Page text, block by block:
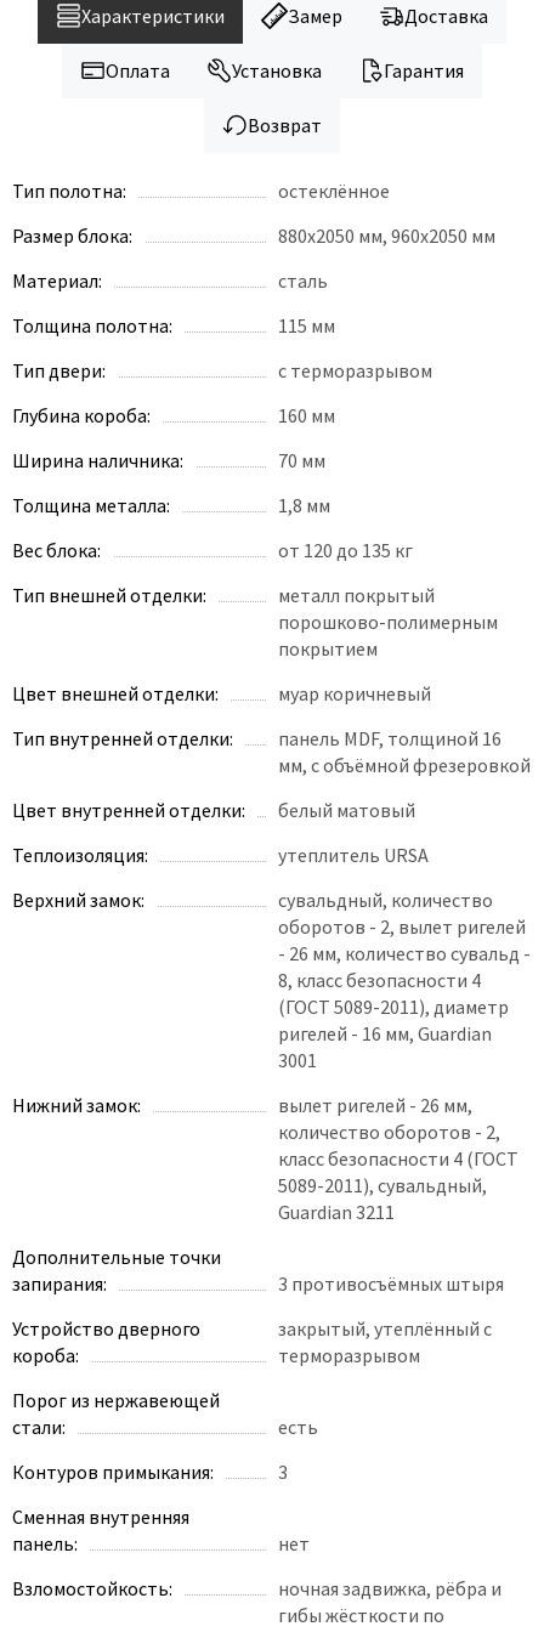
LiGa
Line Doors
Miksal
Ofram
Optima Porte
Oro - Oro
Philips
Porte Vista
Portika
Poseidon
Profil Doors
Regidoors
STR
Tupai
Venezia Unique
Характеристики Замер Доставка
Оплата Установка Гарантия
Возврат
Тип полотна:
остеклённое
Размер блока:
880x2050 мм, 960х2050 мм
Материал:
сталь
Толщина полотна:
115 мм
Тип двери:
с терморазрывом
Глубина короба:
160 мм
Ширина наличника:
70 мм
Толщина металла:
1,8 мм
Вес блока:
от 120 до 135 кг
Тип внешней отделки:
металл покрытый
порошково-полимерным
покрытием
Цвет внешней отделки:
муар коричневый
Тип внутренней отделки:
панель MDF, толщиной 16
мм, с объёмной фрезеровкой
Цвет внутренней отделки:
белый матовый
Теплоизоляция:
утеплитель URSA
Верхний замок:
сувальдный, количество
оборотов - 2, вылет ригелей
- 26 мм, количество сувальд -
8, класс безопасности 4
(ГОСТ 5089-2011), диаметр
ригелей - 16 мм, Guardian
3001
Нижний замок:
вылет ригелей - 26 мм,
количество оборотов - 2,
класс безопасности 4 (ГОСТ
5089-2011), сувальдный,
Guardian 3211
Дополнительные точки
запирания:
3 противосъёмных штыря
Устройство дверного
короба:
закрытый, утеплённый с
терморазрывом
Порог из нержавеющей
стали:
есть
Контуров примыкания:
3
Сменная внутренняя
панель:
нет
Взломостойкость:
ночная задвижка, рёбра и
гибы жёсткости по